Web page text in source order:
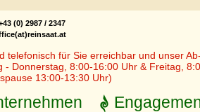
(0) 2987 / 2347
telefonisch für Sie erreichbar und unser
- Donnerstag, 8:00-16:00 Uhr & Freitag,
13:00-13:30 Uhr)